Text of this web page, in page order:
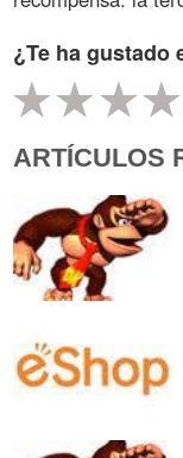
¿Te ha gustado
ARTÍCULOS